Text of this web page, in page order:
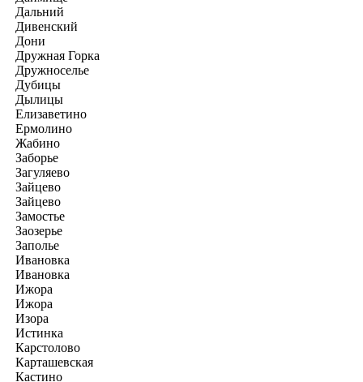
Дальний
Дивенский
Дони
Дружная Горка
Дружноселье
Дубицы
Дылицы
Елизаветино
Ермолино
Жабино
Заборье
Загуляево
Зайцево
Зайцево
Замостье
Заозерье
Заполье
Ивановка
Ивановка
Ижора
Ижора
Изора
Истинка
Карстолово
Карташевская
Кастино